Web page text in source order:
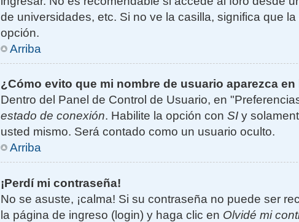
de universidades, etc. Si no ve la casilla, significa que
opción.
Arriba
¿Cómo evito que mi nombre de usuario aparezca
Dentro del Panel de Control de Usuario, en
estado de conexión. Habilite la opción con SI y
usted mismo. Será contado como un usuario oculto.
Arriba
¡Perdí mi contraseña!
No se asuste, ¡calma! Si su contraseña no puede ser
la página de ingreso (login) y haga clic en Olvidé mi